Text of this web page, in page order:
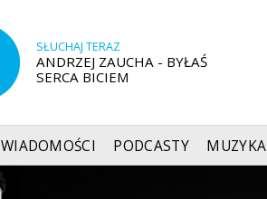
SŁUCHAJ TERAZ
ANDRZEJ ZAUCHA - BYŁAŚ
SERCA BICIEM
WIADOMOŚCI PODCASTY MUZYKA